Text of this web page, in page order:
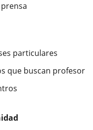
particulares
que buscan profesor